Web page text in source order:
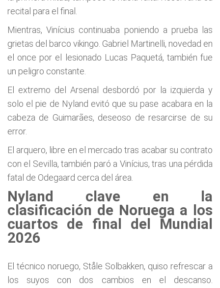
recital para el final.
Mientras, Vinícius continuaba poniendo a prueba las
grietas del barco vikingo. Gabriel Martinelli, novedad en
el once por el lesionado Lucas Paquetá, también fue
un peligro constante.
El extremo del Arsenal desbordó por la izquierda y
solo el pie de Nyland evitó que su pase acabara en la
cabeza de Guimarães, deseoso de resarcirse de su
error.
El arquero, libre en el mercado tras acabar su contrato
con el Sevilla, también paró a Vinícius, tras una pérdida
fatal de Odegaard cerca del área.
Nyland clave en la
clasificación de Noruega a los
cuartos de final del Mundial
2026
El técnico noruego, Ståle Solbakken, quiso refrescar a
los suyos con dos cambios en el descanso.